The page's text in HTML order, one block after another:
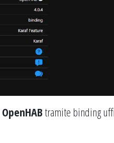
OpenHABtramite binding